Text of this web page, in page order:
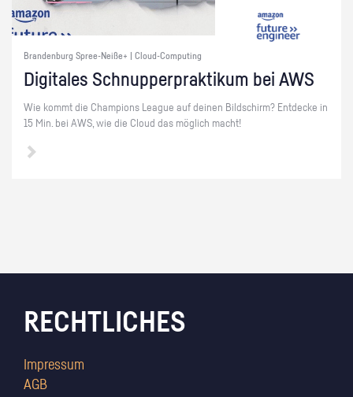
Brandenburg Spree-Neiße+ | Cloud-Computing
Di­gi­ta­les Schnup­per­prak­ti­kum bei AWS
Wie kommt die Cham­pi­ons Le­ague auf dei­nen Bild­schirm? Ent­de­cke in
15 Min. bei AWS, wie die Cloud das mög­lich macht!
RECHTLICHES
Impressum
AGB